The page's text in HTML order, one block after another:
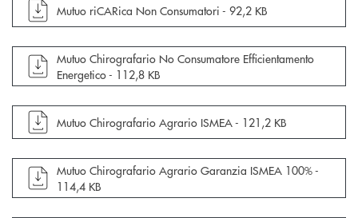
apre documento in una nuova finestra
Mutuo riCARica Non Consumatori - 92,2 KB
apre documento in una nuova finestra
Mutuo Chirografario No Consumatore Efficientamento
Energetico - 112,8 KB
apre documento in una nuova finestra
Mutuo Chirografario Agrario ISMEA - 121,2 KB
apre documento in una nuova finestra
Mutuo Chirografario Agrario Garanzia ISMEA 100% -
114,4 KB